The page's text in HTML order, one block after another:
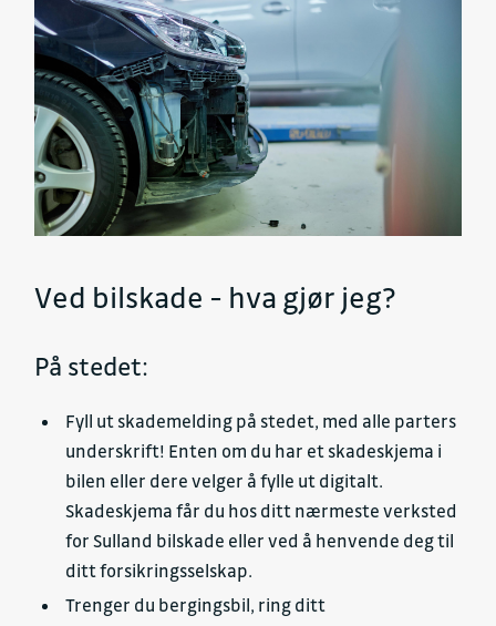
Ved bilskade - hva gjør jeg?
På stedet:
Fyll ut skademelding på stedet, med alle parters
underskrift! Enten om du har et skadeskjema i
bilen eller dere velger å fylle ut digitalt.
Skadeskjema får du hos ditt nærmeste verksted
for Sulland bilskade eller ved å henvende deg til
ditt forsikringsselskap.
Trenger du bergingsbil, ring ditt